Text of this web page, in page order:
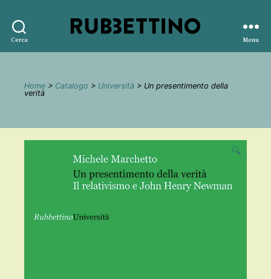
Cerca
editore
Menu
Home > Catalogo > Università > Un presentimento della
verità
🔍